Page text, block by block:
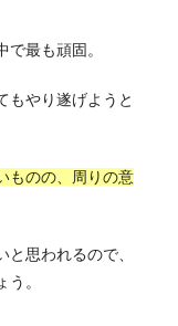
最も頑固。
もやり遂げようと
ものの、周りの意
思われるので、
。